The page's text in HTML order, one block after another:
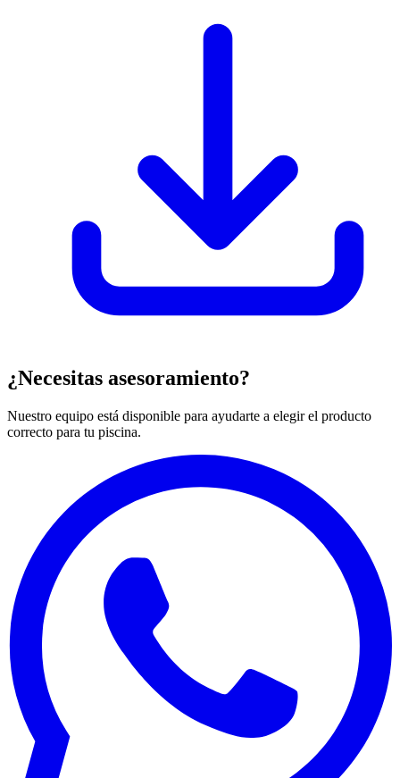
¿Necesitas asesoramiento?
Nuestro equipo está disponible para ayudarte a elegir el producto
correcto para tu piscina.